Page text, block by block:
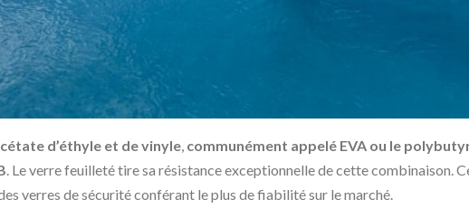
d’éthyle et de vinyle, communément appelé EVA ou le
. Le verre feuilleté tire sa résistance exceptionnelle de cette combinaison.
verres de sécurité conférant le plus de fiabilité sur le marché.